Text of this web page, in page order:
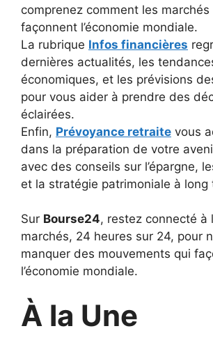
comprenez comment les marchés
façonnent l’économie mondiale.
La rubrique Infos financières
dernières actualités, les
économiques, et les prévisions
pour vous aider à prendre des
éclairées.
Enfin, Prévoyance retraite vous
dans la préparation de votre
avec des conseils sur l’épargne,
et la stratégie patrimoniale à long
Sur Bourse24, restez connecté à
marchés, 24 heures sur 24, pour
manquer des mouvements qui
l’économie mondiale.
À la Une